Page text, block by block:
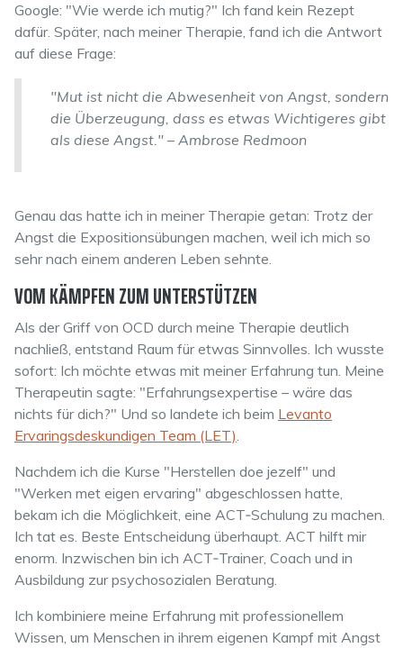
Google: "Wie werde ich mutig?" Ich fand kein Rezept
dafür. Später, nach meiner Therapie, fand ich die Antwort
auf diese Frage:
"Mut ist nicht die Abwesenheit von Angst, sondern
die Überzeugung, dass es etwas Wichtigeres gibt
als diese Angst." – Ambrose Redmoon
Genau das hatte ich in meiner Therapie getan: Trotz der
Angst die Expositionsübungen machen, weil ich mich so
sehr nach einem anderen Leben sehnte.
VOM KÄMPFEN ZUM UNTERSTÜTZEN
Als der Griff von OCD durch meine Therapie deutlich
nachließ, entstand Raum für etwas Sinnvolles. Ich wusste
sofort: Ich möchte etwas mit meiner Erfahrung tun. Meine
Therapeutin sagte: "Erfahrungs­expertise – wäre das
nichts für dich?" Und so landete ich beim Levanto
Ervaringsdeskundigen Team (LET).
Nachdem ich die Kurse "Herstellen doe jezelf" und
"Werken met eigen ervaring" abgeschlossen hatte,
bekam ich die Möglichkeit, eine ACT‑Schulung zu machen.
Ich tat es. Beste Entscheidung überhaupt. ACT hilft mir
enorm. Inzwischen bin ich ACT‑Trainer, Coach und in
Ausbildung zur psychosozialen Beratung.
Ich kombiniere meine Erfahrung mit professionellem
Wissen, um Menschen in ihrem eigenen Kampf mit Angst